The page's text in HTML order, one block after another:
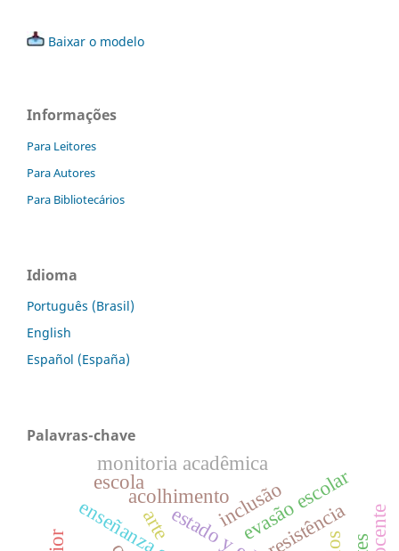
Baixar o modelo
Informações
Para Leitores
Para Autores
Para Bibliotecários
Idioma
Português (Brasil)
English
Español (España)
Palavras-chave
evasão escolar
inclusão
acolhimento
docente
escola
resistência
arte
monitoria acadêmica